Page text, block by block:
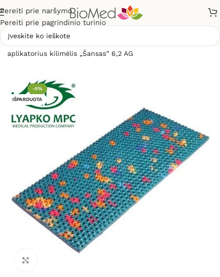
Pereiti prie naršymo
Pereiti prie pagrindinio turinio
aplikatorius kilimėlis „Šansas” 6,2 AG
-5%
IŠPARDUOTA